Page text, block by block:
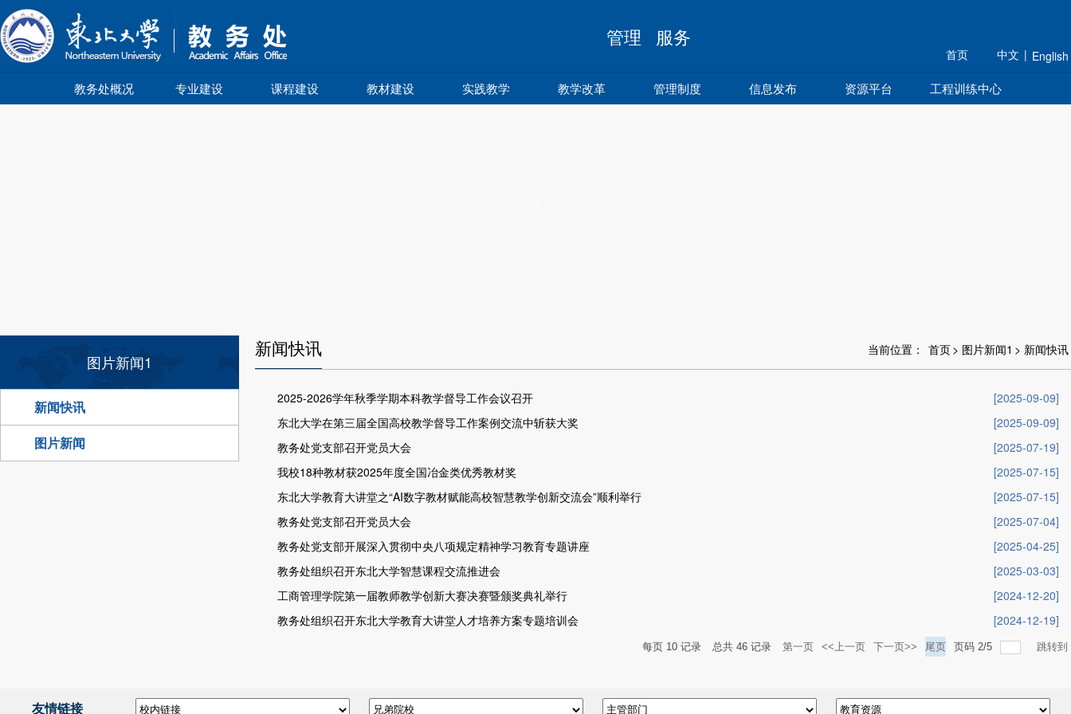
管理 服务 规划 组织 研究 育人
首页 中文 | English
教务处概况 专业建设 课程建设 教材建设 实践教学 教学改革 管理制度 信息发布 资源平台 工程训练中心
图片新闻1
新闻快讯
图片新闻
新闻快讯 当前位置： 首页> 图片新闻1 > 新闻快讯
2025-2026学年秋季学期本科教学督导工作会议召开
[2025-09-09]
东北大学在第三届全国高校教学督导工作案例交流中斩获大奖
[2025-09-09]
教务处党支部召开党员大会
[2025-07-19]
我校18种教材获2025年度全国冶金类优秀教材奖
[2025-07-15]
东北大学教育大讲堂之“AI数字教材赋能高校智慧教学创新交流会”顺利举行
[2025-07-15]
教务处党支部召开党员大会
[2025-07-04]
教务处党支部开展深入贯彻中央八项规定精神学习教育专题讲座
[2025-04-25]
教务处组织召开东北大学智慧课程交流推进会
[2025-03-03]
工商管理学院第一届教师教学创新大赛决赛暨颁奖典礼举行
[2024-12-20]
教务处组织召开东北大学教育大讲堂人才培养方案专题培训会
[2024-12-19]
每页 10 记录 总共 46 记录 第一页 <<上一页 下一页>> 尾页 页码 2/5 跳转到
友情链接